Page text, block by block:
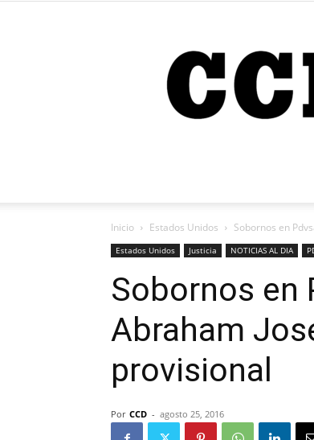
Inicio Estados Unidos Sobornos en
Estados Unidos Justicia NOTICIAS AL DIA
Sobornos en
Abraham
provisional
Por CCD - agosto 25, 2016